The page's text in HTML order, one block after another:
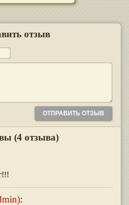
отзыв
(4 отзыва)
: